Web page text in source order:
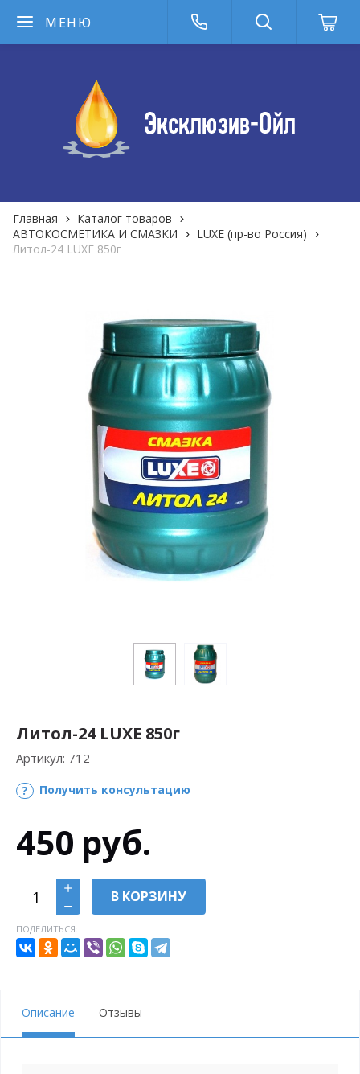
МЕНЮ
Главная
Каталог товаров
АВТОКОСМЕТИКА И СМАЗКИ
LUXE (пр-во Россия)
Литол-24 LUXE 850г
Литол-24 LUXE 850г
Артикул: 712
Получить консультацию
450 руб.
В КОРЗИНУ
ПОДЕЛИТЬСЯ:
Описание Отзывы